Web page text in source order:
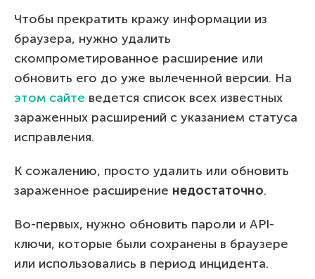
Чтобы прекратить кражу информации из
браузера, нужно удалить
скомпрометированное расширение или
обновить его до уже вылеченной версии. На
этом сайте ведется список всех известных
зараженных расширений с указанием статуса
исправления.
К сожалению, просто удалить или обновить
зараженное расширение недостаточно.
Во-первых, нужно обновить пароли и API-
ключи, которые были сохранены в браузере
или использовались в период инцидента.